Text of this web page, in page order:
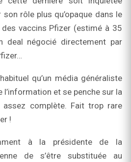
rôle plus qu’opaque dans le
des vaccins Pfizer (estimé à 35
deal négocié directement par
qu’un média généraliste
l’information et se penche sur la
assez complète. Fait trop rare
!
à la présidente de la
de s’être substituée au